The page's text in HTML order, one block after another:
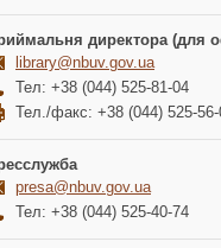
директора (для
library@nbuv.gov.ua
Тел: +38 (044) 525-81-04
Тел./факс: +38 (044) 525-56-
presa@nbuv.gov.ua
Тел: +38 (044) 525-40-74